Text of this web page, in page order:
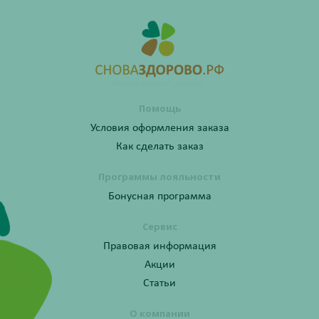
Помощь
Условия оформления заказа
Как сделать заказ
Программы лояльности
Бонусная программа
Сервис
Правовая информация
Акции
Статьи
О компании